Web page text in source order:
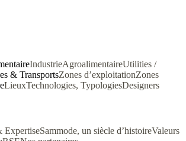
IndustrieAgroalimentaireUtilities /
& TransportsZones d’exploitationZones
LieuxTechnologies, TypologiesDesigners
ExpertiseSammode, un siècle d’histoireValeurs